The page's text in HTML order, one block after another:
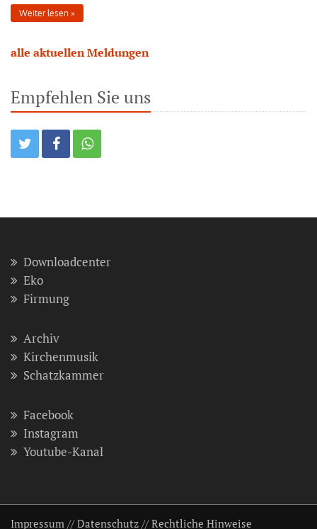
Weiter lesen
alle aktuellen Meldungen
Empfehlen Sie uns
Downloadcenter
Eko
Firmung
Archiv
Kirchenmusik
Schatzkammer
Facebook
Instagram
Youtube-Kanal
Impressum //Datenschutz //Rechtliche Hinweise